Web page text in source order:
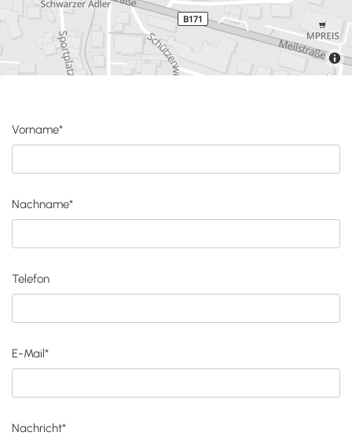
Vorname*
Nachname*
Telefon
E-Mail*
Nachricht*